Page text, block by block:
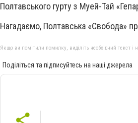
Полтавського гурту з Муей-Тай
Нагадаємо, Полтавська «Свобода»
Якщо ви помітили помилку, виділіть необхідний текст
Поділіться та підписуйтесь на наші джерела